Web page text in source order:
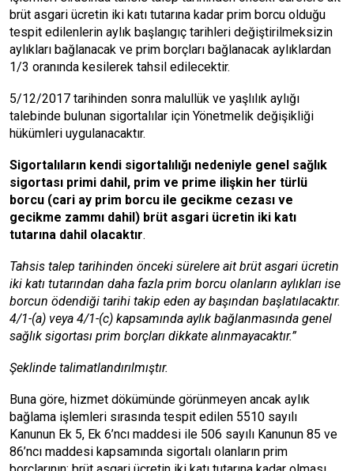
brüt asgari ücretin iki katı tutarına kadar prim borcu olduğu
tespit edilenlerin aylık başlangıç tarihleri değiştirilmeksizin
aylıkları bağlanacak ve prim borçları bağlanacak aylıklardan
1/3 oranında kesilerek tahsil edilecektir.
5/12/2017 tarihinden sonra malullük ve yaşlılık aylığı
talebinde bulunan sigortalılar için Yönetmelik değişikliği
hükümleri uygulanacaktır.
Sigortalıların kendi sigortalılığı nedeniyle genel sağlık
sigortası primi dahil, prim ve prime ilişkin her türlü
borcu (cari ay prim borcu ile gecikme cezası ve
gecikme zammı dahil) brüt asgari ücretin iki katı
tutarına dahil olacaktır.
Tahsis talep tarihinden önceki sürelere ait brüt asgari ücretin
iki katı tutarından daha fazla prim borcu olanların aylıkları ise
borcun ödendiği tarihi takip eden ay başından başlatılacaktır.
4/1-(a) veya 4/1-(c) kapsamında aylık bağlanmasında genel
sağlık sigortası prim borçları dikkate alınmayacaktır.”
Şeklinde talimatlandırılmıştır.
Buna göre, hizmet dökümünde görünmeyen ancak aylık
bağlama işlemleri sırasında tespit edilen 5510 sayılı
Kanunun Ek 5, Ek 6’ncı maddesi ile 506 sayılı Kanunun 85 ve
86’ncı maddesi kapsamında sigortalı olanların prim